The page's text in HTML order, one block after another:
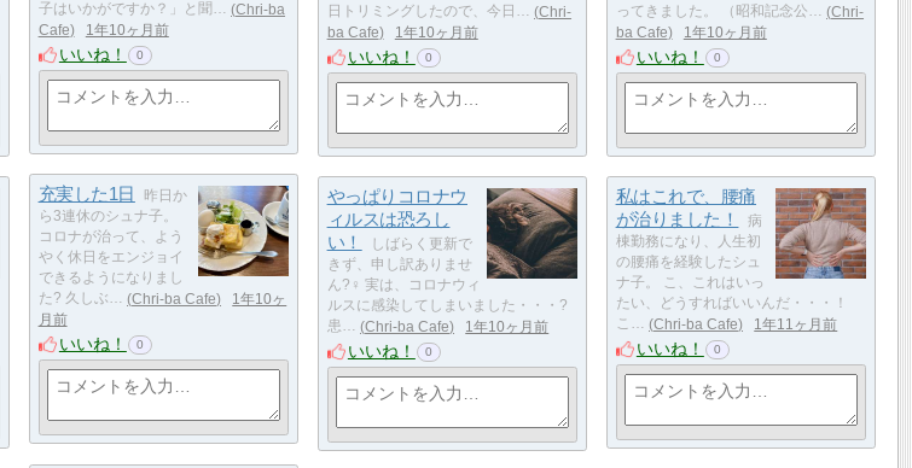
子はいかがですか？」と聞…
Chri-ba
Cafe
1年10ヶ月前
いいね！ 0
日トリミングしたので、今日…
Chri-
ba Cafe
1年10ヶ月前
いいね！ 0
ってきました。 （昭和記念公…
Chri-
ba Cafe
1年10ヶ月前
いいね！ 0
充実した1日
昨日か
ら3連休のシュナ子。
コロナが治って、よう
やく休日をエンジョイ
できるようになりまし
た? 久しぶ…
Chri-ba Cafe
1年10ヶ
月前
いいね！ 0
やっぱりコロナウ
ィルスは恐ろし
い！
しばらく更新で
きず、申し訳ありませ
ん?‍♀️ 実は、コロナウィ
ルスに感染してしまいました・・・?
患…
Chri-ba Cafe 1年10ヶ月前
いいね！ 0
私はこれで、腰痛
が治りました！
病
棟勤務になり、人生初
の腰痛を経験したシュ
ナ子。 こ、これはいっ
たい、どうすればいいんだ・・・！
こ…
Chri-ba Cafe 1年11ヶ月前
いいね！ 0